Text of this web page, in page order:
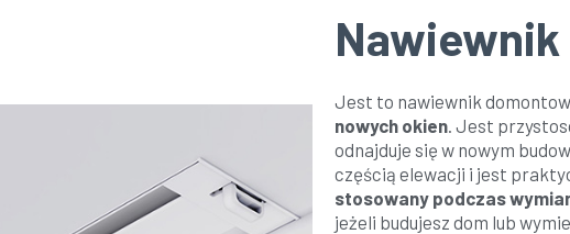
Nawiewnik
Jest to nawiewnik
nowych okien. Jest
odnajduje się w nowym
częścią elewacji i jest
stosowany podczas
jeżeli budujesz dom lub